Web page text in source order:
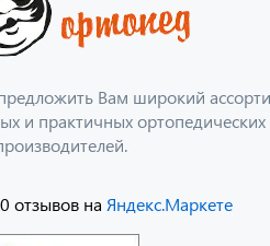
Вам широкий
и практичных
отзывов на Яндекс.Маркете